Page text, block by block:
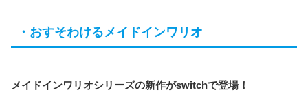
・おすそわけるメイドインワリオ
メイドインワリオシリーズの新作がswitchで登場！